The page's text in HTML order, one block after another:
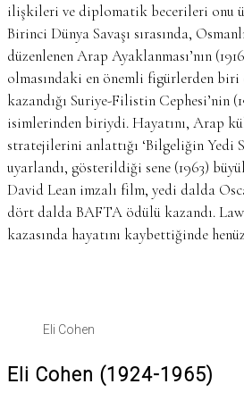
ilişkileri ve diplomatik becerileri onu
Birinci Dünya Savaşı sırasında,
düzenlenen Arap Ayaklanması’nın
olmasındaki en önemli figürlerden
kazandığı Suriye-Filistin Cephesi’nin
isimlerinden biriydi. Hayatını, Arap
stratejilerini anlattığı ‘Bilgeliğin Yedi
uyarlandı, gösterildiği sene (1963)
David Lean imzalı film, yedi dalda
dört dalda BAFTA ödülü kazandı.
kazasında hayatını kaybettiğinde
Eli Cohen
Eli Cohen (1924-1965)